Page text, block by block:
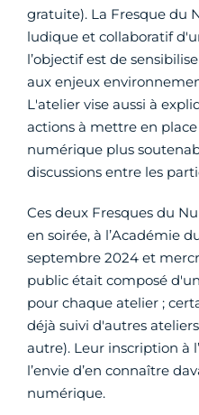
gratuite). La Fresque du
ludique et collaboratif
l’objectif est de
aux enjeux
L'atelier vise aussi à
actions à mettre en
numérique plus
discussions entre les
Ces deux Fresques du
en soirée, à l’Académie
septembre 2024 et
public était composé
pour chaque atelier ;
déjà suivi d'autres
autre). Leur inscription à
l’envie d’en connaître
numérique.